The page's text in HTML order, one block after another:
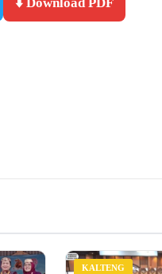
KALTENG